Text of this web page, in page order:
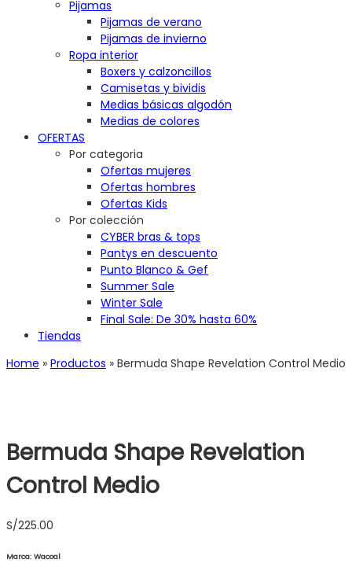
Pijamas
Pijamas de verano
Pijamas de invierno
Ropa interior
Boxers y calzoncillos
Camisetas y bividis
Medias básicas algodón
Medias de colores
OFERTAS
Por categoria
Ofertas mujeres
Ofertas hombres
Ofertas Kids
Por colección
CYBER bras & tops
Pantys en descuento
Punto Blanco & Gef
Summer Sale
Winter Sale
Final Sale: De 30% hasta 60%
Tiendas
Home » Productos » Bermuda Shape Revelation Control Medio
Bermuda Shape Revelation
Control Medio
S/225.00
Marca: Wacoal